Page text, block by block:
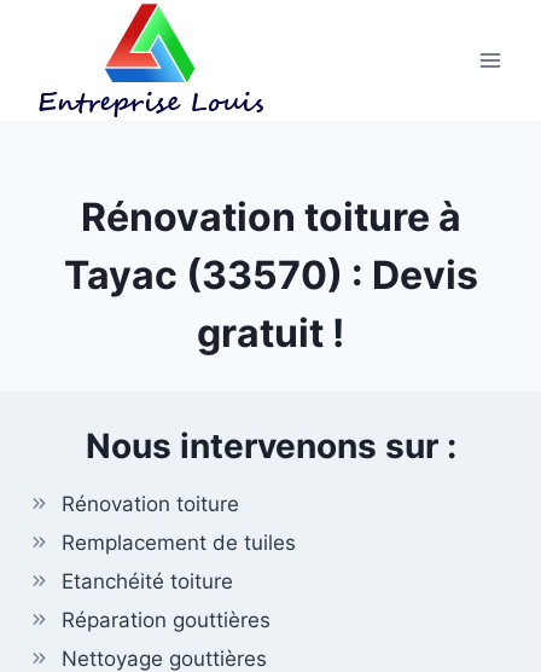
Rénovation toiture à
Tayac (33570) : Devis
gratuit !
Nous intervenons sur :
Rénovation toiture
Remplacement de tuiles
Etanchéité toiture
Réparation gouttières
Nettoyage gouttières